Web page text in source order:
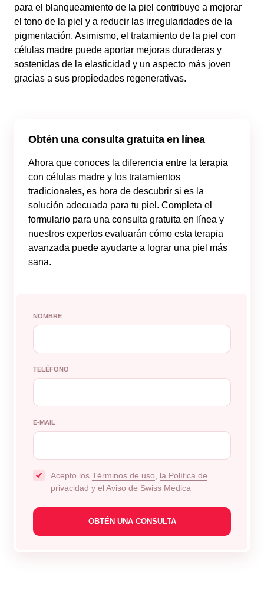
para el blanqueamiento de la piel contribuye a mejorar
el tono de la piel y a reducir las irregularidades de la
pigmentación. Asimismo, el tratamiento de la piel con
células madre puede aportar mejoras duraderas y
sostenidas de la elasticidad y un aspecto más joven
gracias a sus propiedades regenerativas.
Obtén una consulta gratuita en línea
Ahora que conoces la diferencia entre la terapia
con células madre y los tratamientos
tradicionales, es hora de descubrir si es la
solución adecuada para tu piel. Completa el
formulario para una consulta gratuita en línea y
nuestros expertos evaluarán cómo esta terapia
avanzada puede ayudarte a lograr una piel más
sana.
NOMBRE
TELÉFONO
E-MAIL
Acepto los Términos de uso
la Política de
privacidad y el Aviso de Swiss Medica